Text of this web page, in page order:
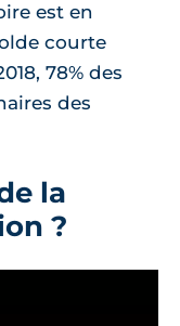
est en
courte
78% des
des
la
?